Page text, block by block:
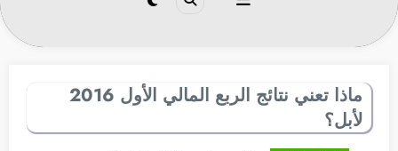
ماذا تعني نتائج الربع المالي الأول 2016
لأبل؟